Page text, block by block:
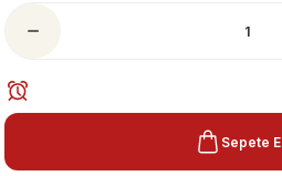
Sepete